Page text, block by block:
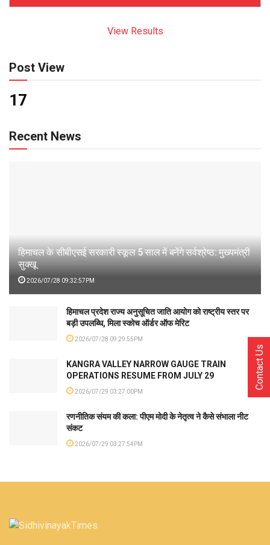
View Results
Post View
17
Recent News
हिमाचल के सीबीएसई सरकारी स्कूल 5 साल में बनेंगे सर्वश्रेष्ठ: मुख्यमंत्री
सुक्खू
2026/07/28 09:32:57PM
हिमाचल प्रदेश राज्य अनुसूचित जाति आयोग को राष्ट्रीय स्तर पर
बड़ी उपलब्धि, मिला स्कोच ऑर्डर ऑफ मेरिट
2026/07/28 09:29:55PM
KANGRA VALLEY NARROW GAUGE TRAIN
OPERATIONS RESUME FROM JULY 29
2026/07/29 03:27:00PM
रणनीतिक संयम की कला: पीएम मोदी के नेतृत्व ने कैसे संभाला नीट
संकट
2026/07/29 03:27:54PM
Contact Us